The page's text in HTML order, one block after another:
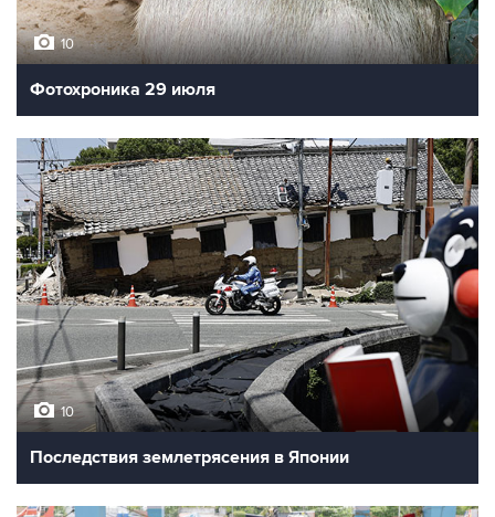
10
Фотохроника 29 июля
10
Последствия землетрясения в Японии